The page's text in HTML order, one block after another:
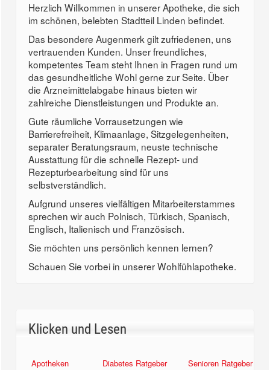
Herzlich Willkommen in unserer Apotheke, die sich
im schönen, belebten Stadtteil Linden befindet.
Das besondere Augenmerk gilt zufriedenen, uns
vertrauenden Kunden. Unser freundliches,
kompetentes Team steht Ihnen in Fragen rund um
das gesundheitliche Wohl gerne zur Seite. Über
die Arzneimittelabgabe hinaus bieten wir
zahlreiche Dienstleistungen und Produkte an.
Gute räumliche Vorrausetzungen wie
Barrierefreiheit, Klimaanlage, Sitzgelegenheiten,
separater Beratungsraum, neuste technische
Ausstattung für die schnelle Rezept- und
Rezepturbearbeitung sind für uns
selbstverständlich.
Aufgrund unseres vielfältigen Mitarbeiterstammes
sprechen wir auch Polnisch, Türkisch, Spanisch,
Englisch, Italienisch und Französisch.
Sie möchten uns persönlich kennen lernen?
Schauen Sie vorbei in unserer Wohlfühlapotheke.
Klicken und Lesen
Apotheken
Diabetes Ratgeber Senioren Ratgeber